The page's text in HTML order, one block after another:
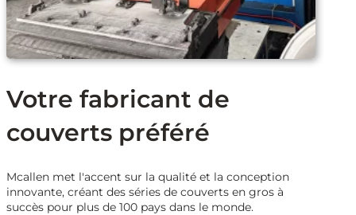
Votre fabricant de
couverts préféré
Mcallen met l'accent sur la qualité et la conception
innovante, créant des séries de couverts en gros à
succès pour plus de 100 pays dans le monde.